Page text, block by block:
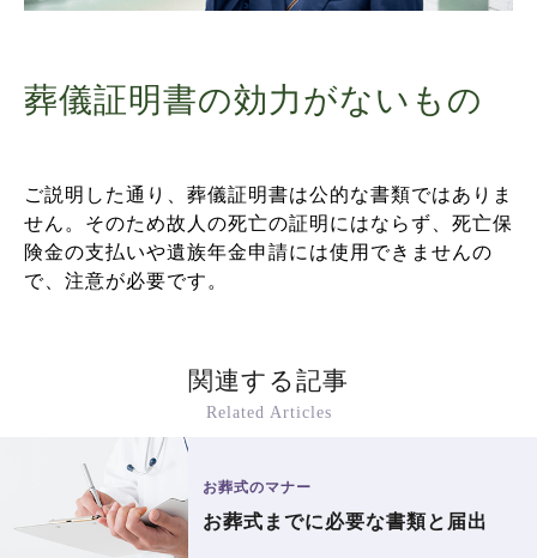
葬儀証明書の効力がないもの
ご説明した通り、葬儀証明書は公的な書類ではありま
せん。そのため故人の死亡の証明にはならず、死亡保
険金の支払いや遺族年金申請には使用できませんの
で、注意が必要です。
関連する記事
Related Articles
お葬式のマナー
お葬式までに必要な書類と届出